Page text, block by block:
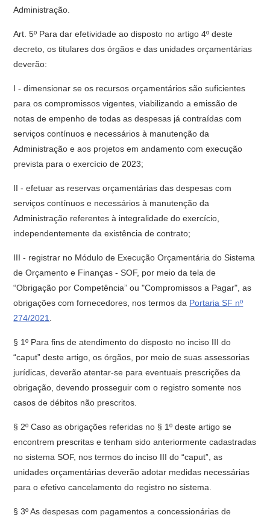
Administração.
Art. 5º Para dar efetividade ao disposto no artigo 4º deste
decreto, os titulares dos órgãos e das unidades orçamentárias
deverão:
I - dimensionar se os recursos orçamentários são suficientes
para os compromissos vigentes, viabilizando a emissão de
notas de empenho de todas as despesas já contraídas com
serviços contínuos e necessários à manutenção da
Administração e aos projetos em andamento com execução
prevista para o exercício de 2023;
II - efetuar as reservas orçamentárias das despesas com
serviços contínuos e necessários à manutenção da
Administração referentes à integralidade do exercício,
independentemente da existência de contrato;
III - registrar no Módulo de Execução Orçamentária do Sistema
de Orçamento e Finanças - SOF, por meio da tela de
“Obrigação por Competência” ou "Compromissos a Pagar", as
obrigações com fornecedores, nos termos da Portaria SF nº
274/2021
§ 1º Para fins de atendimento do disposto no inciso III do
“caput” deste artigo, os órgãos, por meio de suas assessorias
jurídicas, deverão atentar-se para eventuais prescrições da
obrigação, devendo prosseguir com o registro somente nos
casos de débitos não prescritos.
§ 2º Caso as obrigações referidas no § 1º deste artigo se
encontrem prescritas e tenham sido anteriormente cadastradas
no sistema SOF, nos termos do inciso III do “caput”, as
unidades orçamentárias deverão adotar medidas necessárias
para o efetivo cancelamento do registro no sistema.
§ 3º As despesas com pagamentos a concessionárias de